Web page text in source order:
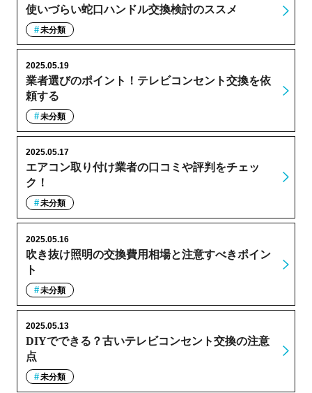
使いづらい蛇口ハンドル交換検討のススメ
未分類
業者選びのポイント！テレビコンセント交換を依
頼する
2025.05.19
未分類
エアコン取り付け業者の口コミや評判をチェッ
ク！
2025.05.17
未分類
吹き抜け照明の交換費用相場と注意すべきポイン
ト
2025.05.16
未分類
DIYでできる？古いテレビコンセント交換の注意
点
2025.05.13
未分類